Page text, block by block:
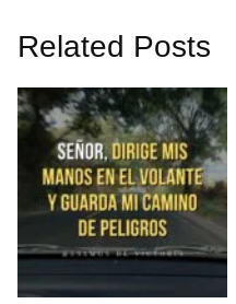
Related Posts